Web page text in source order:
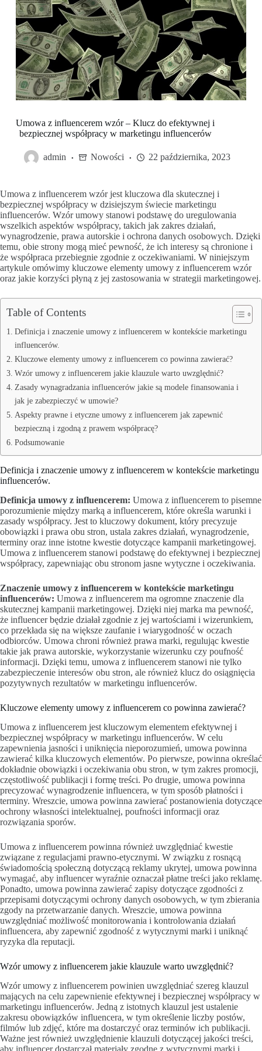
Umowa z influencerem wzór – Klucz do efektywnej i
bezpiecznej współpracy w marketingu influencerów
admin Nowości 22 października, 2023
Umowa z influencerem wzór jest kluczowa dla skutecznej i
bezpiecznej współpracy w dzisiejszym świecie marketingu
influencerów. Wzór umowy stanowi podstawę do uregulowania
wszelkich aspektów współpracy, takich jak zakres działań,
wynagrodzenie, prawa autorskie i ochrona danych osobowych. Dzięki
temu, obie strony mogą mieć pewność, że ich interesy są chronione i
że współpraca przebiegnie zgodnie z oczekiwaniami. W niniejszym
artykule omówimy kluczowe elementy umowy z influencerem wzór
oraz jakie korzyści płyną z jej zastosowania w strategii marketingowej.
Table of Contents
Definicja i znaczenie umowy z influencerem w kontekście marketingu
influencerów.
Kluczowe elementy umowy z influencerem co powinna zawierać?
Wzór umowy z influencerem jakie klauzule warto uwzględnić?
Zasady wynagradzania influencerów jakie są modele finansowania i
jak je zabezpieczyć w umowie?
Aspekty prawne i etyczne umowy z influencerem jak zapewnić
bezpieczną i zgodną z prawem współpracę?
Podsumowanie
Definicja i znaczenie umowy z influencerem w kontekście marketingu
influencerów.
Definicja umowy z influencerem: Umowa z influencerem to pisemne
porozumienie między marką a influencerem, które określa warunki i
zasady współpracy. Jest to kluczowy dokument, który precyzuje
obowiązki i prawa obu stron, ustala zakres działań, wynagrodzenie,
terminy oraz inne istotne kwestie dotyczące kampanii marketingowej.
Umowa z influencerem stanowi podstawę do efektywnej i bezpiecznej
współpracy, zapewniając obu stronom jasne wytyczne i oczekiwania.
Znaczenie umowy z influencerem w kontekście marketingu
influencerów: Umowa z influencerem ma ogromne znaczenie dla
skutecznej kampanii marketingowej. Dzięki niej marka ma pewność,
że influencer będzie działał zgodnie z jej wartościami i wizerunkiem,
co przekłada się na większe zaufanie i wiarygodność w oczach
odbiorców. Umowa chroni również prawa marki, regulując kwestie
takie jak prawa autorskie, wykorzystanie wizerunku czy poufność
informacji. Dzięki temu, umowa z influencerem stanowi nie tylko
zabezpieczenie interesów obu stron, ale również klucz do osiągnięcia
pozytywnych rezultatów w marketingu influencerów.
Kluczowe elementy umowy z influencerem co powinna zawierać?
Umowa z influencerem jest kluczowym elementem efektywnej i
bezpiecznej współpracy w marketingu influencerów. W celu
zapewnienia jasności i uniknięcia nieporozumień, umowa powinna
zawierać kilka kluczowych elementów. Po pierwsze, powinna określać
dokładnie obowiązki i oczekiwania obu stron, w tym zakres promocji,
częstotliwość publikacji i formę treści. Po drugie, umowa powinna
precyzować wynagrodzenie influencera, w tym sposób płatności i
terminy. Wreszcie, umowa powinna zawierać postanowienia dotyczące
ochrony własności intelektualnej, poufności informacji oraz
rozwiązania sporów.
Umowa z influencerem powinna również uwzględniać kwestie
związane z regulacjami prawno-etycznymi. W związku z rosnącą
świadomością społeczną dotyczącą reklamy ukrytej, umowa powinna
wymagać, aby influencer wyraźnie oznaczał płatne treści jako reklamę.
Ponadto, umowa powinna zawierać zapisy dotyczące zgodności z
przepisami dotyczącymi ochrony danych osobowych, w tym zbierania
zgody na przetwarzanie danych. Wreszcie, umowa powinna
uwzględniać możliwość monitorowania i kontrolowania działań
influencera, aby zapewnić zgodność z wytycznymi marki i uniknąć
ryzyka dla reputacji.
Wzór umowy z influencerem jakie klauzule warto uwzględnić?
Wzór umowy z influencerem powinien uwzględniać szereg klauzul
mających na celu zapewnienie efektywnej i bezpiecznej współpracy w
marketingu influencerów. Jedną z istotnych klauzul jest ustalenie
zakresu obowiązków influencera, w tym określenie liczby postów,
filmów lub zdjęć, które ma dostarczyć oraz terminów ich publikacji.
Ważne jest również uwzględnienie klauzuli dotyczącej jakości treści,
aby influencer dostarczał materiały zgodne z wytycznymi marki i